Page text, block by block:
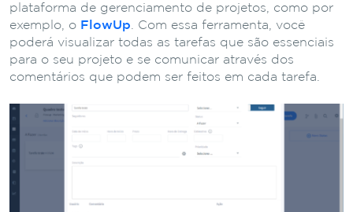
plataforma de gerenciamento de projetos, como por
exemplo, o FlowUp . Com essa ferramenta, você
poderá visualizar todas as tarefas que são essenciais
para o seu projeto e se comunicar através dos
comentários que podem ser feitos em cada tarefa.